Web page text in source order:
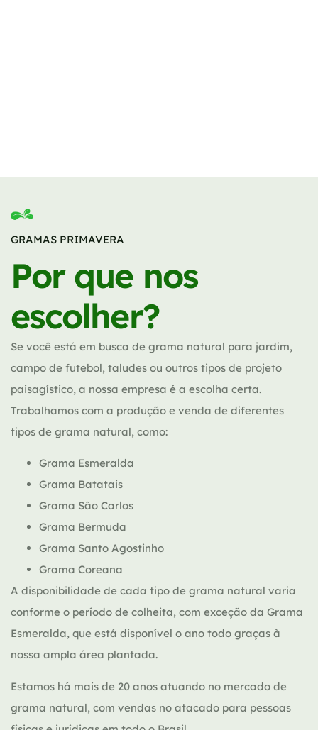
GRAMAS PRIMAVERA
Por que nos
escolher?
Se você está em busca de grama natural para jardim,
campo de futebol, taludes ou outros tipos de projeto
paisagístico, a nossa empresa é a escolha certa.
Trabalhamos com a produção e venda de diferentes
tipos de grama natural, como:
Grama Esmeralda
Grama Batatais
Grama São Carlos
Grama Bermuda
Grama Santo Agostinho
Grama Coreana
A disponibilidade de cada tipo de grama natural varia
conforme o período de colheita, com exceção da Grama
Esmeralda, que está disponível o ano todo graças à
nossa ampla área plantada.
Estamos há mais de 20 anos atuando no mercado de
grama natural, com vendas no atacado para pessoas